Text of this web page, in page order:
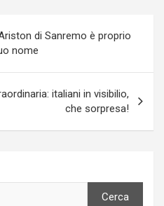
di Sanremo è proprio
nome
italiani in visibilio,
che sorpresa!
Cerca